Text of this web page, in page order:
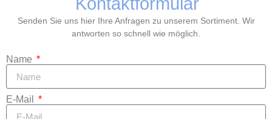
Senden Sie uns hier Ihre Anfragen zu unserem Sortiment. Wir
antworten so schnell wie möglich.
Name
E-Mail